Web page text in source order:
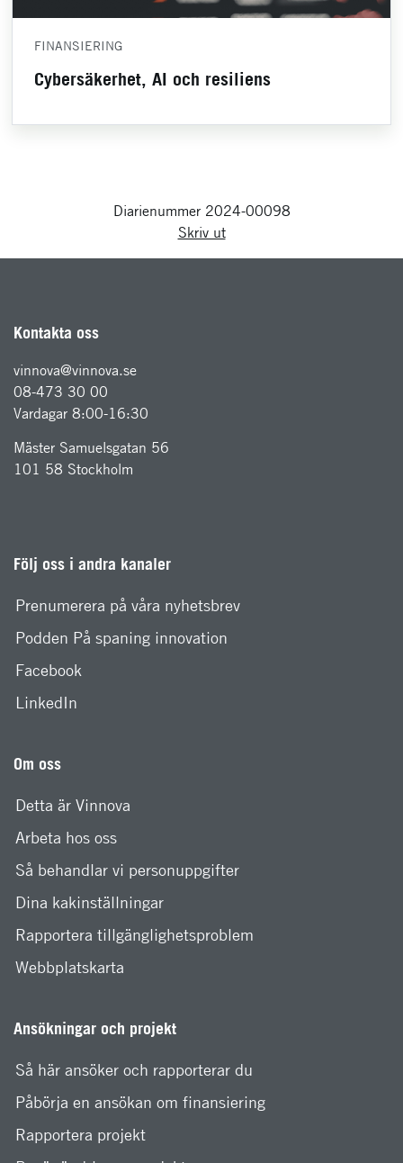
FINANSIERING
Cybersäkerhet, AI och resiliens
Diarienummer 2024-00098
Skriv ut
Kontakta oss
vinnova@vinnova.se
08-473 30 00
Vardagar 8:00-16:30
Mäster Samuelsgatan 56
101 58 Stockholm
Följ oss i andra kanaler
Prenumerera på våra nyhetsbrev
Podden På spaning innovation
Facebook
LinkedIn
Om oss
Detta är Vinnova
Arbeta hos oss
Så behandlar vi personuppgifter
Dina kakinställningar
Rapportera tillgänglighetsproblem
Webbplatskarta
Ansökningar och projekt
Så här ansöker och rapporterar du
Påbörja en ansökan om finansiering
Rapportera projekt